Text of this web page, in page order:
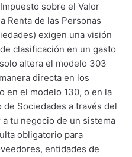
sobre el Valor
Renta de las Personas
exigen una visión
clasificación en un gasto
altera el modelo 303
directa en los
en el modelo 130, o en la
Sociedades a través del
tu negocio de un sistema
obligatorio para
entidades de